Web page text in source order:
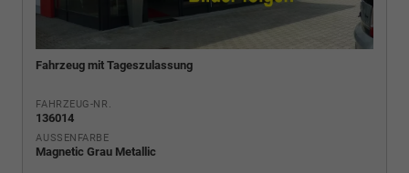
Fahrzeug mit Tageszulassung
FAHRZEUG-NR.
136014
AUSSENFARBE
Magnetic Grau Metallic